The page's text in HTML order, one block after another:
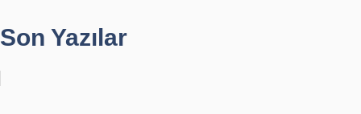
Son Yazılar